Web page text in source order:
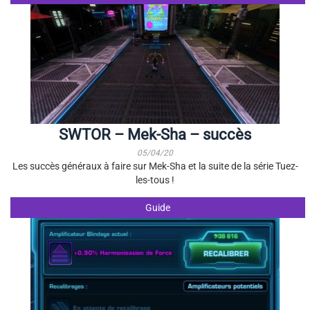
SWTOR – Mek-Sha – succès
05/04/20
Les succès généraux à faire sur Mek-Sha et la suite de la série Tuez-
les-tous !
Guide